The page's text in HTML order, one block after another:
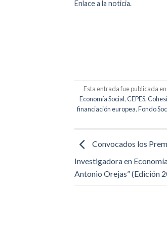
Enlace a la noticia.
Esta entrada fue publicada en
Economía Social,CEPES,
financiación europea,Fondo
Convocados los
Investigadora en
Antonio Orejas” (Edición